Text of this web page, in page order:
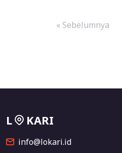
« Sebelumnya
L KARI
info@lokari.id